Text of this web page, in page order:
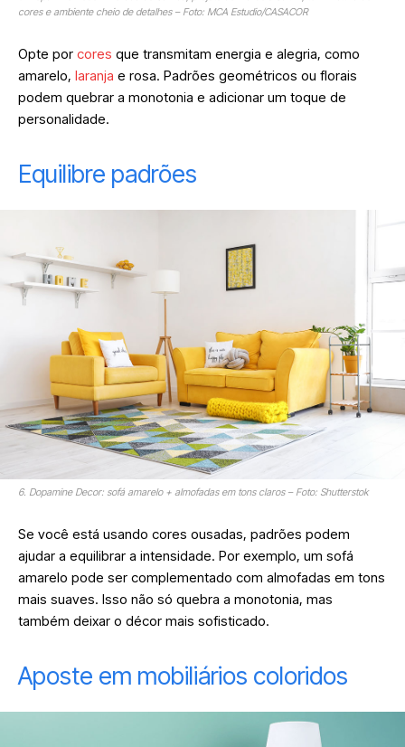
cores e ambiente cheio de detalhes – Foto: MCA Estudio/CASACOR
Opte por cores que transmitam energia e alegria, como
amarelo, laranja e rosa. Padrões geométricos ou florais
podem quebrar a monotonia e adicionar um toque de
personalidade.
Equilibre padrões
6. Dopamine Decor: sofá amarelo + almofadas em tons claros – Foto: Shutterstok
Se você está usando cores ousadas, padrões podem
ajudar a equilibrar a intensidade. Por exemplo, um sofá
amarelo pode ser complementado com almofadas em tons
mais suaves. Isso não só quebra a monotonia, mas
também deixar o décor mais sofisticado.
Aposte em mobiliários coloridos